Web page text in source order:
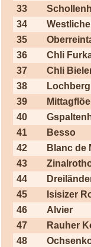
33
34
35
36
Chli
37
Chli
38
Lochberg
39
Mittagflöe
40
41
Besso
42
Blanc de
43
44
45
Isisizer
46
Alvier
47
Rauher
48